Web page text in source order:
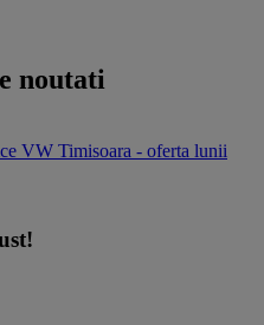
noutati